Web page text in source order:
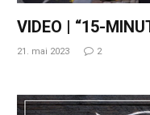
VIDEO | “15-
21. mai 2023 2